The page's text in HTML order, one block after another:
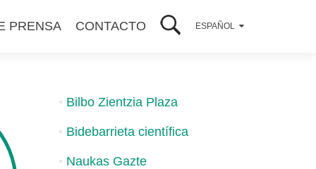
PRENSA CONTACTO ESPAÑOL
Bilbo Zientzia Plaza
Bidebarrieta científica
Naukas Gazte